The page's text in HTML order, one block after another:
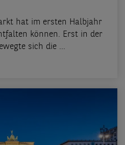
hat im ersten Halbjahr
können. Erst in der
sich die ...